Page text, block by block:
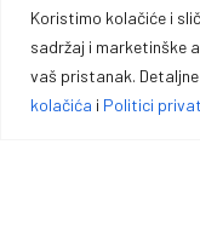
Koristimo kolačiće i
sadržaj i marketinške
vaš pristanak.
kolačića i Politici
Ponedjeljak -
Nedjelja: Neradno